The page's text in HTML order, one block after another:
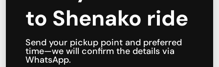
to Shenako ride
Send your pickup point and preferred
time—we will confirm the details via
WhatsApp.